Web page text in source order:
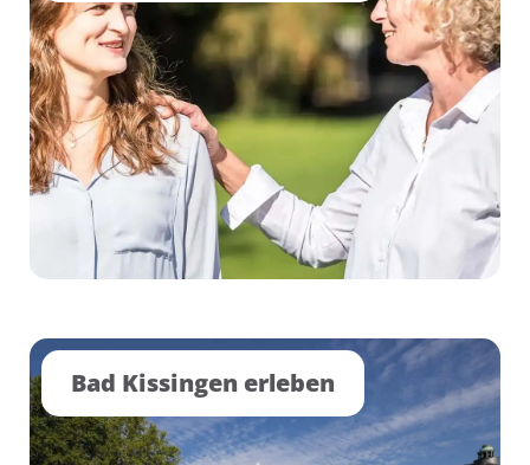
Bad Kissingen erleben